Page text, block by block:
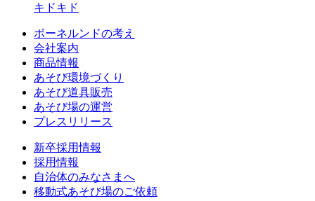
キドキド
ボーネルンドの考え
会社案内
商品情報
あそび環境づくり
あそび道具販売
あそび場の運営
プレスリリース
新卒採用情報
採用情報
自治体のみなさまへ
移動式あそび場のご依頼